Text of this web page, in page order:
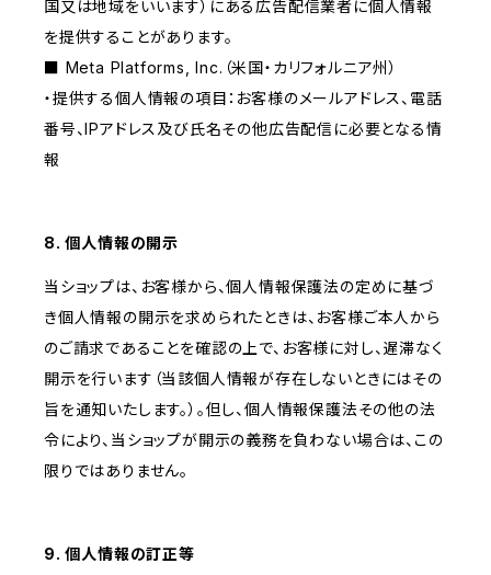
国又は地域をいいます）にある広告配信業者に個人情報
を提供することがあります。
■ Meta Platforms, Inc.（米国・カリフォルニア州）
・提供する個人情報の項目：お客様のメールアドレス、電話
番号、IPアドレス及び氏名その他広告配信に必要となる情
報
8. 個人情報の開示
当ショップは、お客様から、個人情報保護法の定めに基づ
き個人情報の開示を求められたときは、お客様ご本人から
のご請求であることを確認の上で、お客様に対し、遅滞なく
開示を行います（当該個人情報が存在しないときにはその
旨を通知いたします。）。但し、個人情報保護法その他の法
令により、当ショップが開示の義務を負わない場合は、この
限りではありません。
9. 個人情報の訂正等